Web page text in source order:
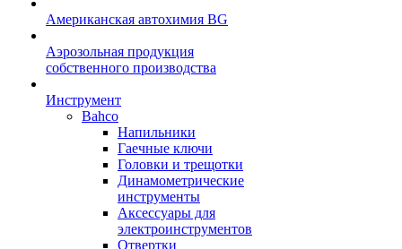
Американская автохимия BG
Аэрозольная продукция
собственного производства
Инструмент
Bahco
Напильники
Гаечные ключи
Головки и трещотки
Динамометрические
инструменты
Аксессуары для
электроинструментов
Отвертки